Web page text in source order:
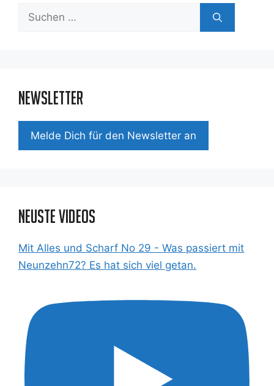
Suchen
Newsletter
Mel­de Dich für den News­let­ter an
Neuste Videos
Mit Alles und Scharf No 29 - Was passiert mit
Neunzehn72? Es hat sich viel getan.